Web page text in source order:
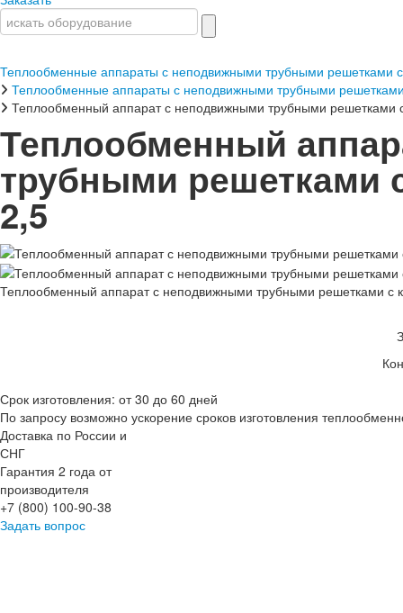
Теплообменные аппараты с неподвижными трубными решетками
Теплообменные аппараты с неподвижными трубными
Теплообменный аппарат с неподвижными трубными решетками
Теплообменный
трубными решетками
2,5
Теплообменный аппарат с неподвижными трубными решетками с
Срок изготовления: от 30 до 60 дней
По запросу возможно ускорение сроков изготовления
Доставка по России и
СНГ
Гарантия 2 года от
производителя
+7 (800) 100-90-38
Задать вопрос